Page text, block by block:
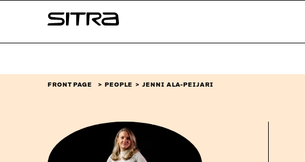
↓
Sitra
FRONT PAGE PEOPLE JENNI ALA-PEIJARI